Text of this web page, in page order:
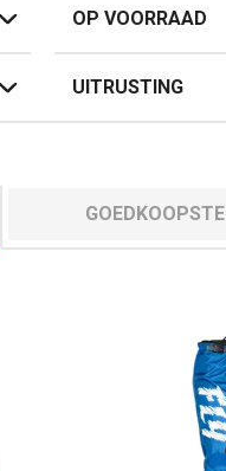
OP VOORRAAD
UITRUSTING
GOEDKOOPSTE